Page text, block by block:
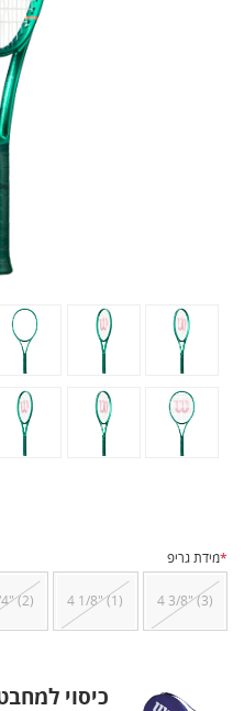
*מידת גריפ
4 3/8" (3)
4 1/8" (1)
(2)